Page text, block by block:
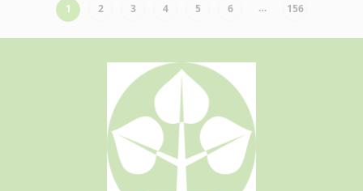
1 2 3 4 5 6 … 156